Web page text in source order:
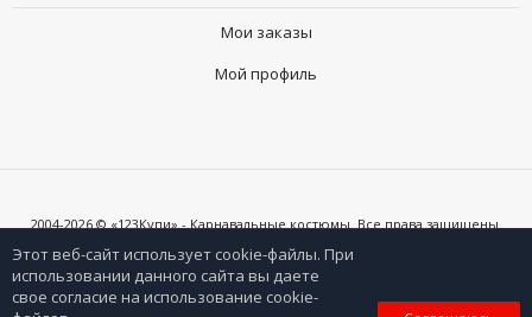
Мои заказы
Мой профиль
2004-2026 © «123Купи» - Карнавальные костюмы. Все права защищены.
согласия владельцев сайта и при наличии активной ссылки на 123kupi.ru
0
Этот веб-сайт использует cookie-файлы. При
использовании данного сайта вы даете
свое согласие на использование cookie-